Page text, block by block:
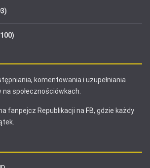
komentowania i uzupełniania
społecznościówkach.
fanpejcz Republikacji na FB, gdzie każdy